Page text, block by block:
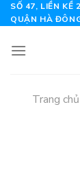
Skip
to
SỐ 47, LIỀN KỀ
QUẬN HÀ
Trang chủ